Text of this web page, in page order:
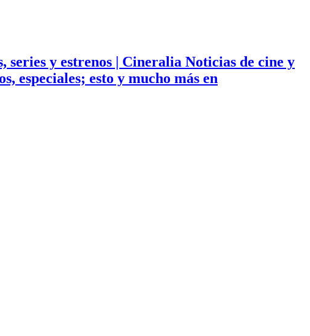
series y estrenos | Cineralia Noticias de cine y
especiales; esto y mucho más en